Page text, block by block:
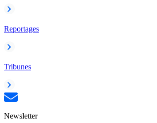
Reportages
Tribunes
Newsletter